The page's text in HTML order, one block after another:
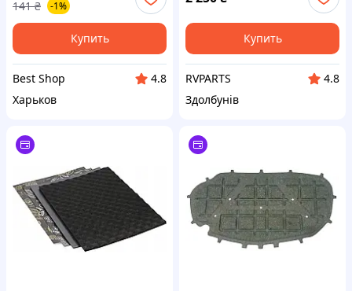
141 ₴ -1%
Купить
Best Shop
4.8
Харьков
Купить
RVPARTS
4.8
Здолбунів